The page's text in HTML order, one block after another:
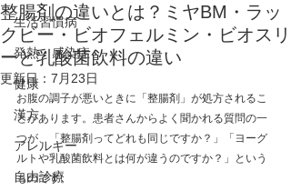
生活習慣病
発熱・感染症
健康
漢方
アレルギー
自由診療
整腸剤の違いとは？ミヤBM・ラッ
クビー・ビオフェルミン・ビオスリ
ーと乳酸菌飲料の違い
更新日： 7月23日
お腹の調子が悪いときに「整腸剤」が処方されるこ
とがあります。患者さんからよく聞かれる質問の一
つが、「整腸剤ってどれも同じですか？」「ヨーグ
ルトや乳酸菌飲料とは何が違うのですか？」という
ものです。